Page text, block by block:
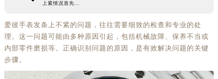
上紧情况首先…
爱彼手表发条上不紧的问题，往往需要细致的检查和专业的处
理。这一问题可能由多种原因引起，包括机械故障、保养不当或
内部零件磨损等。正确识别问题的原因，是有效解决问题的关键
步骤。